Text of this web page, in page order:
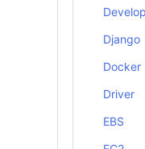
Django
Docker
Driver
EBS